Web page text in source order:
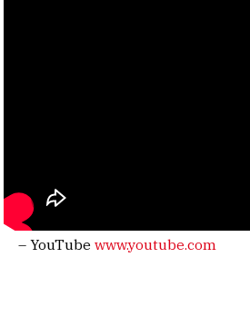
– YouTube www.youtube.com